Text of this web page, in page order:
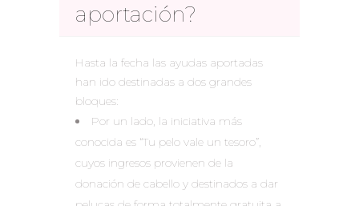
aportación?
Hasta la fecha las ayudas aportadas
han ido destinadas a dos grandes
bloques:
Por un lado, la iniciativa más
conocida es “Tu pelo vale un tesoro”,
cuyos ingresos provienen de la
donación de cabello y destinados a dar